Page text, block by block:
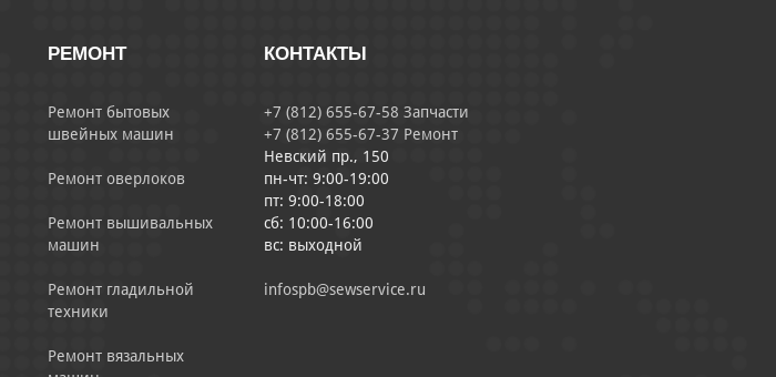
РЕМОНТ
Ремонт бытовых
швейных машин
Ремонт оверлоков
Ремонт вышивальных
машин
Ремонт гладильной
техники
Ремонт вязальных
КОНТАКТЫ
+7 (812) 655-67-58 Запчасти
+7 (812) 655-67-37 Ремонт
Невский пр., 150
пн-чт: 9:00-19:00
пт: 9:00-18:00
сб: 10:00-16:00
вс: выходной
infospb@sewservice.ru